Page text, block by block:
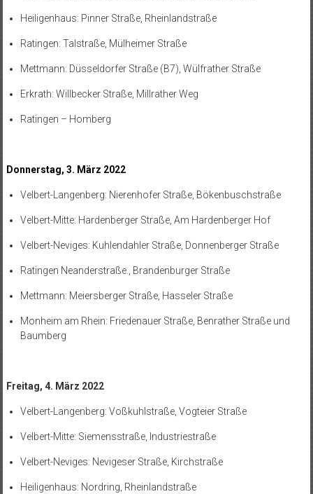
Heiligenhaus: Pinner Straße, Rheinlandstraße
Ratingen: Talstraße, Mülheimer Straße
Mettmann: Düsseldorfer Straße (B7), Wülfrather Straße
Erkrath: Willbecker Straße, Millrather Weg
Ratingen – Homberg
Donnerstag, 3. März 2022
Velbert-Langenberg: Nierenhofer Straße, Bökenbuschstraße
Velbert-Mitte: Hardenberger Straße, Am Hardenberger Hof
Velbert-Neviges: Kuhlendahler Straße, Donnenberger Straße
Ratingen Neanderstraße., Brandenburger Straße
Mettmann: Meiersberger Straße, Hasseler Straße
Monheim am Rhein: Friedenauer Straße, Benrather Straße und
Baumberg
Freitag, 4. März 2022
Velbert-Langenberg: Voßkuhlstraße, Vogteier Straße
Velbert-Mitte: Siemensstraße, Industriestraße
Velbert-Neviges: Nevigeser Straße, Kirchstraße
Heiligenhaus: Nordring, Rheinlandstraße